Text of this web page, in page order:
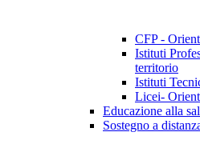
CFP -
Istituti
territorio
Istituti
Licei-
Educazione alla
Sostegno a